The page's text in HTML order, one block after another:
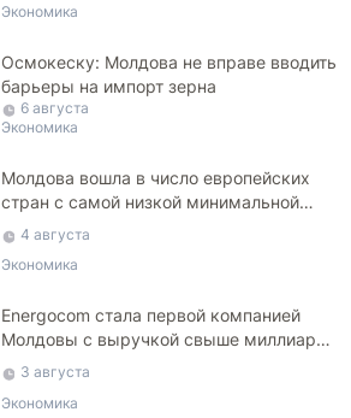
Экономика
Осмокеску: Молдова не вправе вводить
барьеры на импорт зерна
6 августа
Экономика
Молдова вошла в число европейских
стран с самой низкой минимальной
зарплатой
4 августа
Экономика
Energocom стала первой компанией
Молдовы с выручкой свыше миллиарда
евро3 августа
Экономика